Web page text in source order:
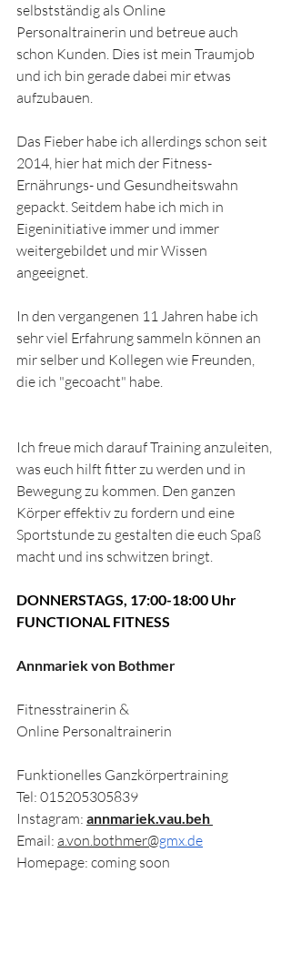
selbstständig als Online
Personaltrainerin und betreue auch
schon Kunden. Dies ist mein Traumjob
und ich bin gerade dabei mir etwas
aufzubauen.
Das Fieber habe ich allerdings schon seit
2014, hier hat mich der Fitness-
Ernährungs- und Gesundheitswahn
gepackt. Seitdem habe ich mich in
Eigeninitiative immer und immer
weitergebildet und mir Wissen
angeeignet.
In den vergangenen 11 Jahren habe ich
sehr viel Erfahrung sammeln können an
mir selber und Kollegen wie Freunden,
die ich "gecoacht" habe.
Ich freue mich darauf Training anzuleiten,
was euch hilft fitter zu werden und in
Bewegung zu kommen. Den ganzen
Körper effektiv zu fordern und eine
Sportstunde zu gestalten die euch Spaß
macht und ins schwitzen bringt.
DONNERSTAGS, 17:00-18:00 Uhr
FUNCTIONAL FITNESS
Annmariek von Bothmer
Fitnesstrainerin &
Online Personaltrainerin
Funktionelles Ganzkörpertraining
Tel: 015205305839
Instagram: annmariek.vau.beh
Email: a.von.bothmer@gmx.de
Homepage: coming soon